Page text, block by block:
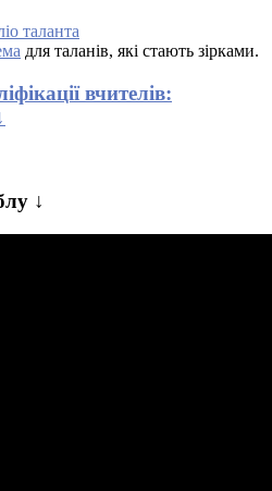
таланта
для таланів, які стають зірками.
вчителів:
↓